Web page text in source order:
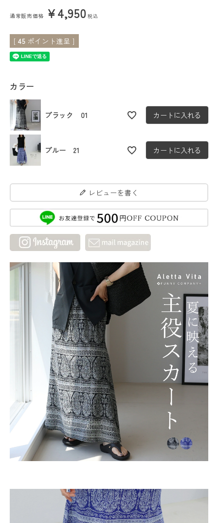
通常販売価格 ¥4,950 税込
[ 45 ポイント進呈 ]
カラー
ブラック 01 カートに入れる
ブルー 21 カートに入れる
レビューを書く